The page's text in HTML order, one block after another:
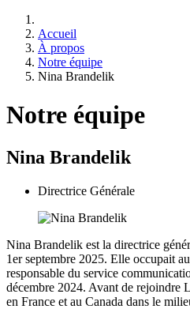
Accueil
À propos
Notre équipe
Nina Brandelik
Notre équipe
Nina Brandelik
Directrice Générale
Nina Brandelik est la directrice
1er septembre 2025. Elle occupait
responsable du service
décembre 2024. Avant de rejoindre
en France et au Canada dans le